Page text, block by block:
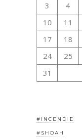
3
4
10
11
17
18
24
25
31
#INCENDIE
#SHOAH